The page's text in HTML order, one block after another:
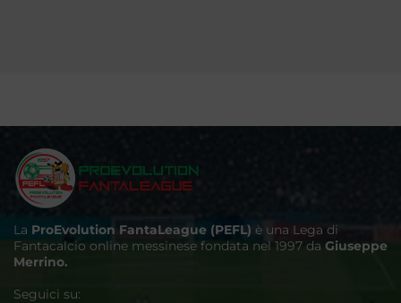
La ProEvolution FantaLeague (PEFL) è una Lega di
Fantacalcio online messinese fondata nel 1997 da Giuseppe
Merrino.
Seguici su: